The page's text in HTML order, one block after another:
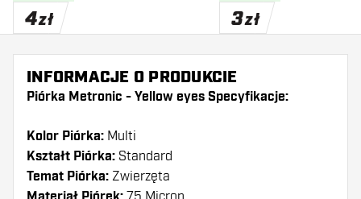
4zł 3zł
INFORMACJE O PRODUKCIE
Piórka Metronic - Yellow eyes Specyfikacje:
Kolor Piórka: Multi
Kształt Piórka: Standard
Temat Piórka: Zwierzęta